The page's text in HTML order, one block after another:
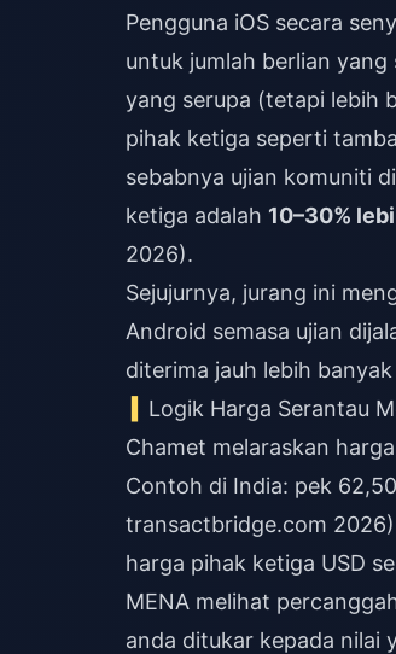
Pengguna iOS secara
untuk jumlah berlian yang
yang serupa (tetapi lebih
pihak ketiga seperti
sebabnya ujian komuniti
ketiga adalah 10–30%
2026).
Sejujurnya, jurang ini
Android semasa ujian
diterima jauh lebih
Logik Harga Serantau
Chamet melaraskan
Contoh di India: pek
transactbridge.com
harga pihak ketiga USD
MENA melihat
anda ditukar kepada nilai